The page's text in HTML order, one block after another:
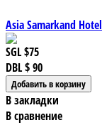
Asia Samarkand Hotel
SGL$75
DBL$ 90
В закладки
В сравнение